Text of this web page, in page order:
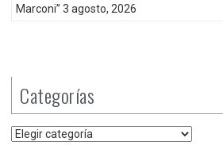
Marconi” 3 agosto, 2026
Categorías
Categorías